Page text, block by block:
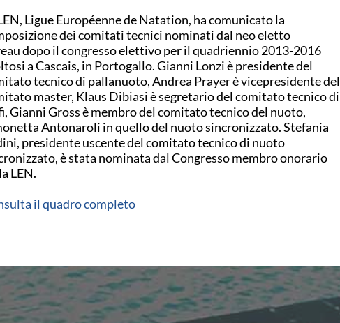
Ligue Européenne de Natation, ha comunicato la
dei comitati tecnici nominati dal neo eletto
dopo il congresso elettivo per il quadriennio 2013-2016
a Cascais, in Portogallo. Gianni Lonzi è presidente del
tecnico di pallanuoto, Andrea Prayer è vicepresidente del
master, Klaus Dibiasi è segretario del comitato tecnico di
Gianni Gross è membro del comitato tecnico del nuoto,
Antonaroli in quello del nuoto sincronizzato. Stefania
presidente uscente del comitato tecnico di nuoto
è stata nominata dal Congresso membro onorario
LEN.
il quadro completo